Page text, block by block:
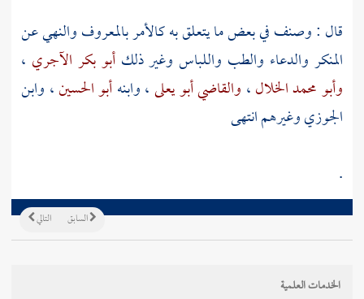
قال : وصنف في بعض ما يتعلق به كالأمر بالمعروف والنهي عن
المنكر والدعاء والطب واللباس وغير ذلكأبو بكر الآجري ،
وأبو محمد الخلال، والقاضي أبو يعلى، وابنهأبو الحسين، وابن
الجوزيوغيرهم انتهى
.
التالي السابق
الخدمات العلمية